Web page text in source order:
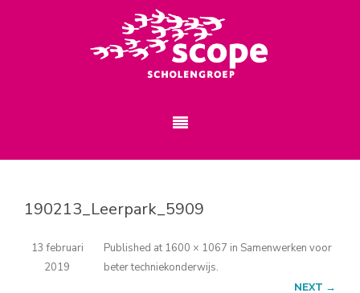
190213_Leerpark_5909
Published
13 februari
2019
at 1600 × 1067 in Samenwerken voor
beter techniekonderwijs.
NEXT →